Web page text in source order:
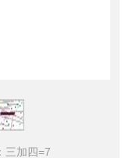
三加四=7